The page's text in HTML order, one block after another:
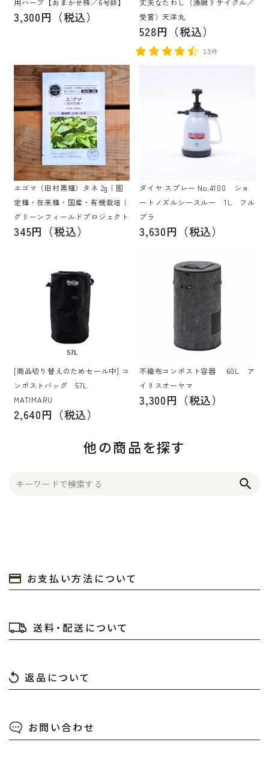
用ハーブ【おまかせ株／6号鉢】
3,300円（税込）
丈夫なたわし（漁網リサイクル／
受賞）天洋丸
528円（税込）
13件
エゴマ（田村黒種）タネ 2g｜固
定種・在来種・国産・有機栽培｜
グリーンフィールドプロジェクト
345円（税込）
ダイヤ スプレー No.4100 ショ
ートノズルシースルー 1L フル
プラ
3,630円（税込）
[商品切り替えのためセール中] コ
ンポストバッグ 57L
MATIMARU
2,640円（税込）
不織布コンポスト容器 60L ア
イリスオーヤマ
3,300円（税込）
他の商品を探す
search
お支払い方法について
送料・配送について
返品について
お問い合わせ